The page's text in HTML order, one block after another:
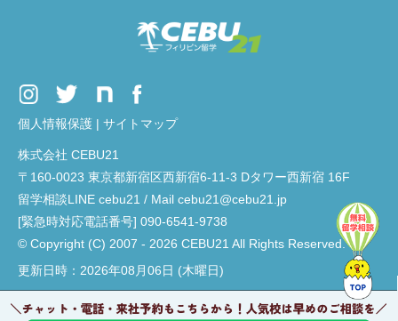
個人情報保護 | サイトマップ
株式会社 CEBU21
〒160-0023 東京都新宿区西新宿6-11-3 Dタワー西新宿 16F
留学相談LINE cebu21 / Mail cebu21@cebu21.jp
[緊急時対応電話番号] 090-6541-9738
© Copyright (C) 2007 - 2026 CEBU21 All Rights Reserved.
更新日時：2026年08月06日 (木曜日)